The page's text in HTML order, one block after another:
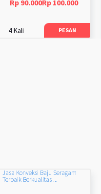
Rp 90.000Rp 100.000
4 Kali PESAN
Jasa Konveksi Baju Seragam
Terbaik Berkualitas ...